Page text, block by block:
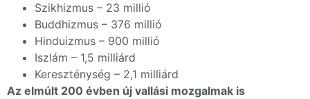
Szikhizmus – 23 millió
Buddhizmus – 376 millió
Hinduizmus – 900 millió
Iszlám – 1,5 milliárd
Kereszténység – 2,1 milliárd
Az elmúlt 200 évben új vallási mozgalmak is